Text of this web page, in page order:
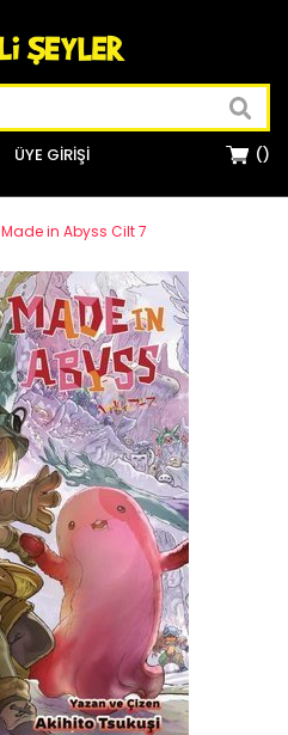
ÜYE GİRİŞİ
Made in Abyss Cilt 7